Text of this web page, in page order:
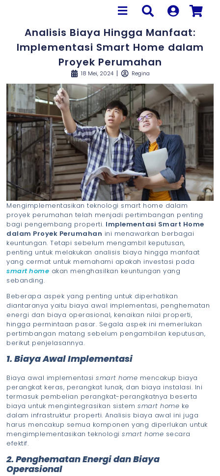
Analisis Biaya Hingga Manfaat:
Implementasi Smart Home dalam
Proyek Perumahan
18 Mei, 2024 Regina
Mengimplementasikan teknologi smart home dalam
proyek perumahan telah menjadi pertimbangan penting
bagi pengembang properti. Implementasi Smart Home
dalam Proyek Perumahan ini menawarkan berbagai
keuntungan. Tetapi sebelum mengambil keputusan,
penting untuk melakukan analisis biaya hingga manfaat
yang cermat untuk memahami apakah investasi pada
smart home akan menghasilkan keuntungan yang
sebanding.
Beberapa aspek yang penting untuk diperhatikan
diantaranya yaitu biaya awal implementasi, penghematan
energi dan biaya operasional, kenaikan nilai properti,
hingga permintaan pasar. Segala aspek ini memerlukan
pertimbangan matang sebelum pengambilan keputusan,
berikut penjelasannya.
1. Biaya Awal Implementasi
Biaya awal implementasismart home mencakup biaya
perangkat keras, perangkat lunak, dan biaya instalasi. Ini
termasuk pembelian perangkat-perangkatnya beserta
biaya untuk mengintegrasikan sistemsmart home ke
dalam infrastruktur properti. Analisis biaya awal ini juga
harus mencakup semua komponen yang diperlukan untuk
mengimplementasikan teknologismart home secara
efektif.
2. Penghematan Energi dan Biaya
Operasional